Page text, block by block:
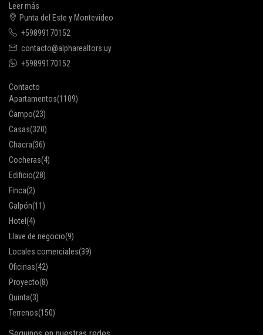
Leer más
Punta del Este y Montevideo
+59899170152
contacto@alpharealtors.uy
+59899170152
Contacto
Apartamentos(1109)
Campo(23)
Casas(320)
Chacra(36)
Cocheras(4)
Edificio(28)
Finca(2)
Galpón(11)
Hotel (4)
Llave de negocio(9)
Locales comerciales(39)
Oficinas(42)
Proyecto(8)
Quinta(3)
Terrenos(150)